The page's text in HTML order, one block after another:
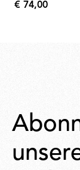
€
€ 74,00